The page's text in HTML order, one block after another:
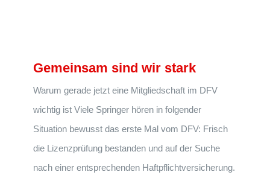
Gemeinsam sind wir stark
Warum gerade jetzt eine Mitgliedschaft im DFV
wichtig ist Viele Springer hören in folgender
Situation bewusst das erste Mal vom DFV: Frisch
die Lizenzprüfung bestanden und auf der Suche
nach einer entsprechenden Haftpflichtversicherung.